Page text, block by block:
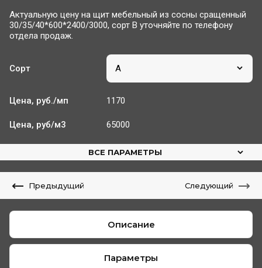
Актуальную цену на щит мебельный из сосны сращенный
30/35/40*600*2400/3000, сорт В уточняйте по телефону
отдела продаж.
Сорт
Цена, руб./мп 1170
Цена, руб/м3 65000
ВСЕ ПАРАМЕТРЫ
Предыдущий Следующий
Описание
Параметры